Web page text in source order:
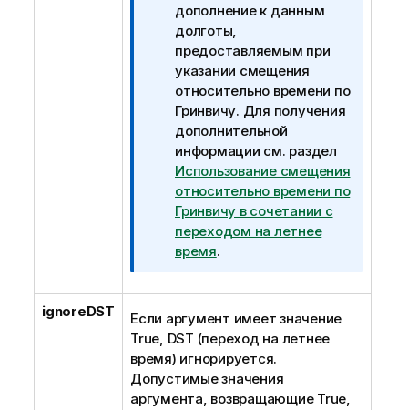
о
р
м
а
ц
и
и
дополнение к данным
долготы,
предоставляемым при
указании смещения
относительно времени по
Гринвичу. Для получения
дополнительной
информации см. раздел
Использование смещения
относительно времени по
Гринвичу в сочетании с
переходом на летнее
время.
ignoreDST
Если аргумент имеет значение
True DST (переход на летнее
время) игнорируется.
Допустимые значения
аргумента, возвращающие True